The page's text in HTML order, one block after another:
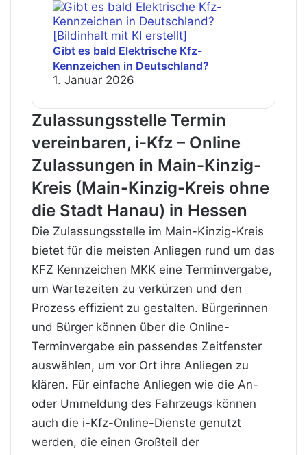
Gibt es bald Elektrische Kfz-
Kennzeichen in Deutschland?
1. Januar 2026
Zulassungsstelle Termin
vereinbaren, i-Kfz – Online
Zulassungen in Main-Kinzig-
Kreis (Main-Kinzig-Kreis ohne
die Stadt Hanau) in Hessen
Die Zulassungsstelle im Main-Kinzig-Kreis
bietet für die meisten Anliegen rund um das
KFZ Kennzeichen MKK eine Terminvergabe,
um Wartezeiten zu verkürzen und den
Prozess effizient zu gestalten. Bürgerinnen
und Bürger können über die Online-
Terminvergabe ein passendes Zeitfenster
auswählen, um vor Ort ihre Anliegen zu
klären. Für einfache Anliegen wie die An-
oder Ummeldung des Fahrzeugs können
auch die i-Kfz-Online-Dienste genutzt
werden, die einen Großteil der